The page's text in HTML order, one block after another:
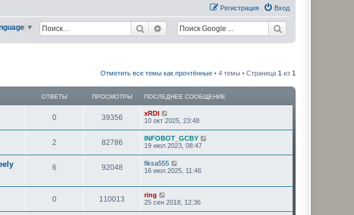
Вход
Регистрация
Поиск Расширенный поиск
▼
Отметить все темы как прочтённые • 4 темы • Страница 1 из 1
ОТВЕТЫ ПРОСМОТРЫ ПОСЛЕДНЕЕ СООБЩЕНИЕ
0 39356
xRDI
10 окт 2025, 23:48
2 82786
INFOBOT_GCBY
19 июл 2023, 08:47
6 92048
fiksa555
16 июл 2025, 11:46
0 110013
ring
25 сен 2018, 12:36